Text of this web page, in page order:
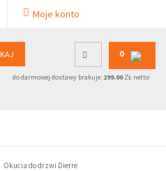
Moje konto
0
do darmowej dostawy brakuje: 299.00ZŁ netto
Okucia do drzwi Dierre